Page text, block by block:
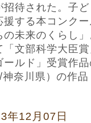
招待された。子
援する本コンク
の未来のくらし
「文部科学大臣
ールド」受賞作
/神奈川県）の作
年12月07日